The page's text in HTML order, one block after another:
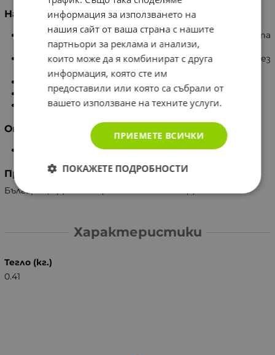
Начин на употреба
В неметален съд (стъклен или порцеланов) хумата
се залива с прясна, не подгрята вода.
За почистване на лицето и шията:нанася се чрез
втриване 1-2 пъти дневно за 1-2 мин.
За косата: 1-2 пъти седмично за 2-3 мин.
За маска:1 път седмично за 15-20 мин.
Изплаква се обилно с хладка вода.
Опаковка
Производител
България, ЗДРАВНИЦА Ню Ес Нет ЕООД
Характеристики
Тегло (кг.)
0.41
информация за използването на
нашия сайт от ваша страна с нашите
партньори за реклама и анализи,
които може да я комбинират с друга
информация, която сте им
предоставили или която са събрали от
вашето използване на техните услуги.
ПРИЕМЕТЕ ВСИЧКИ
ПОКАЖЕТЕ ПОДРОБНОСТИ